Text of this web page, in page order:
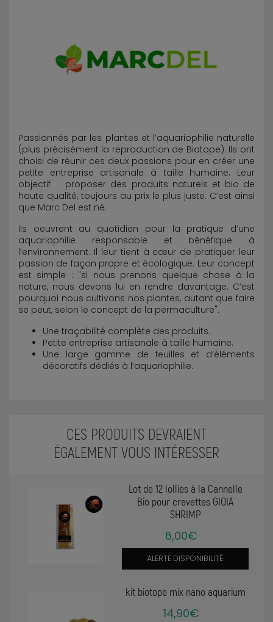
Passionnés par les plantes et l’aquariophilie naturelle
(plus précisément la reproduction de Biotope). Ils ont
choisi de réunir ces deux passions pour en créer une
petite entreprise artisanale à taille humaine. Leur
objectif : proposer des produits naturels et bio de
haute qualité, toujours au prix le plus juste. C’est ainsi
que Marc Del est né.
Ils oeuvrent au quotidien pour la pratique d’une
aquariophilie responsable et bénéfique à
l’environnement. Il leur tient à cœur de pratiquer leur
passion de façon propre et écologique. Leur concept
est simple : "si nous prenons quelque chose à la
nature, nous devons lui en rendre davantage. C’est
pourquoi nous cultivons nos plantes, autant que faire
se peut, selon le concept de la permaculture".
Une traçabilité complète des produits.
Petite entreprise artisanale à taille humaine.
Une large gamme de feuilles et d’éléments
décoratifs dédiés à l’aquariophilie.
CES PRODUITS DEVRAIENT
ÉGALEMENT VOUS INTÉRESSER
Lot de 12 lollies à la Cannelle
Bio pour crevettes GIOIA
SHRIMP
6,00€
ALERTE DISPONIBILITÉ
kit biotope mix nano aquarium
14,90€